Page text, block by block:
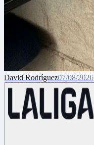
David Rodríguez07/08/2026